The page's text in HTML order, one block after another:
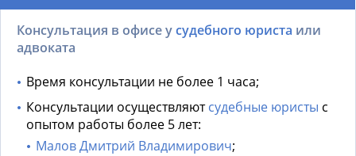
Консультация в офисе усудебного юриста или
адвоката
Время консультации не более 1 часа;
Консультации осуществляютсудебные юристы с
опытом работы более 5 лет:
Малов Дмитрий Владимирович;